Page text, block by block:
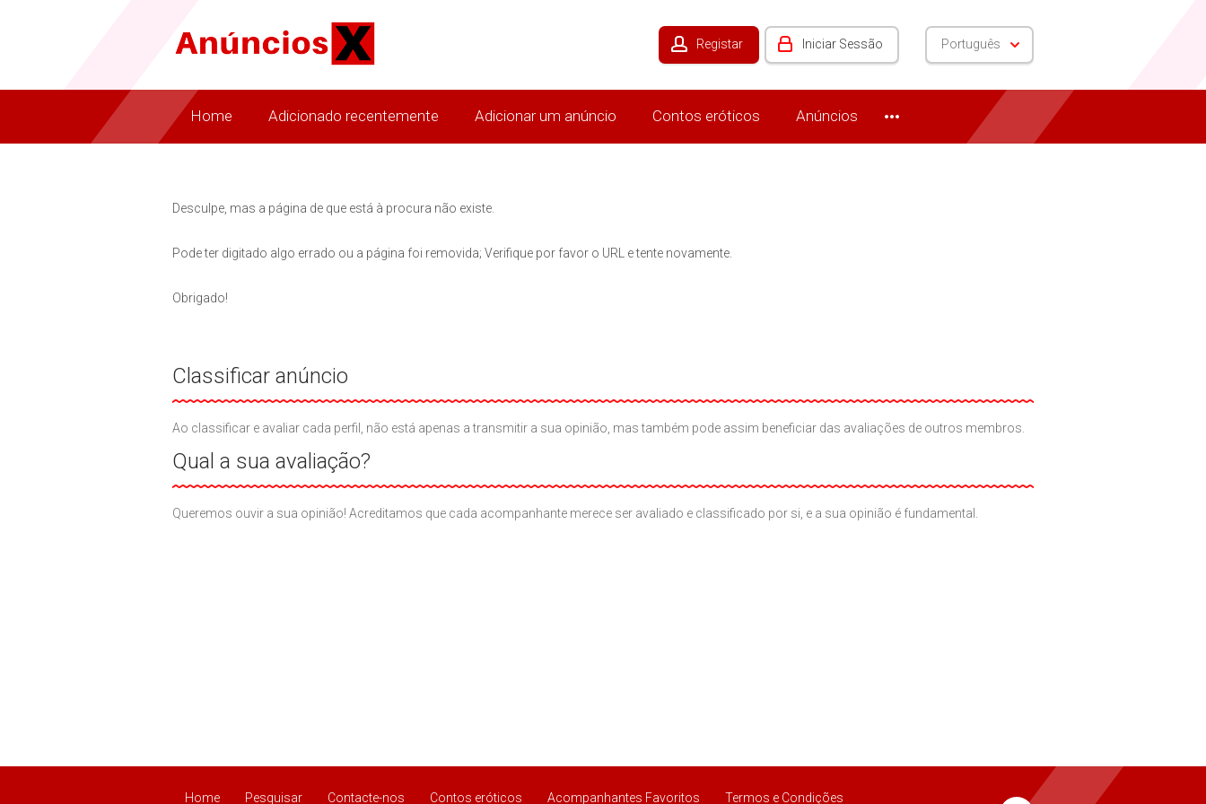
Registar Iniciar Sessão Português
Home Adicionado recentemente Adicionar um anúncio Contos eróticos Anúncios
Desculpe, mas a página de que está à procura não existe.
Pode ter digitado algo errado ou a página foi removida; Verifique por favor o URL e tente novamente.
Obrigado!
Classificar anúncio
Ao classificar e avaliar cada perfil, não está apenas a transmitir a sua opinião, mas também pode assim beneficiar das avaliações de outros membros.
Qual a sua avaliação?
Queremos ouvir a sua opinião! Acreditamos que cada acompanhante merece ser avaliado e classificado por si, e a sua opinião é fundamental.
Home Pesquisar Contacte-nos Contos eróticos Acompanhantes Favoritos Termos e Condições